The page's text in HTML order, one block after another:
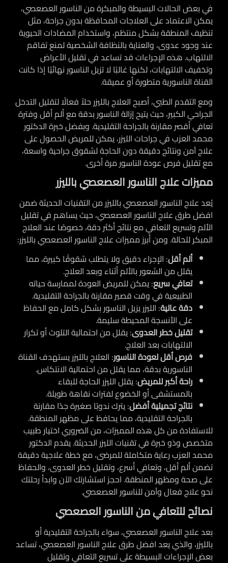
في بعض الحالات البسيطة والمبكرة من الناسور العصعصي،
يمكن الاعتماد على العلاجات المحافظة بدون جراحة، مثل
تنظيف المنطقة بشكل منتظم، واستخدام المضادات الحيوية
عند وجود عدوى، والعناية بالنظافة الشخصية لمنع تفاقم
الالتهاب. هذه الإجراءات قد تساعد في تقليل الأعراض
وتخفيف الالتهابات، لكنها غالبًا لا تزيل الناسور نهائيًا إذا كانت
القناة الناسورية متطورة أو عميقة.
ومع التقدم الطبي، أصبح العلاج بالليزر حلاً فعالًا لتقليل التدخل
الجراحي الكبير، حيث يتيح إزالة الناسور بدقة مع ألم أقل وفترة
تعافي أقصر مقارنة بالجراحة التقليدية. وبفضل خبرة الدكتور
محمد العزب في جراحات الليزر، يمكن للمريض الحصول على
علاج آمن ونتائج دقيقة دون الحاجة لشقوق جراحية واسعة،
مع تقليل فرص عودة الناسور مرة أخرى.
مميزات علاج الناسور العصعصي بالليزر
يُعد علاج الناسور العصعصي بالليزر من التقنيات الحديثة ضمن
افضل طرق علاج الناسور العصعصي، حيث يساهم في تقليل
الألم وتسريع التعافي مع نتائج أكثر دقة، خصوصًا عند العلاج
المبكر للحالة. ومن أبرز مميزات علاج الناسور العصعصي بالليزر:
ألم أقل: الإجراء دقيق ولا يتطلب شقوقًا كبيرة، مما
يقلل من الشعور بالألم أثناء وبعد العلاج.
تعافي سريع: يمكن للمريض العودة لممارسة حياته
الطبيعية في وقت قصير مقارنة بالجراحة التقليدية.
دقة عالية: الليزر يزيل الناسور بشكل كامل مع الحفاظ
على الأنسجة المحيطة سليمة.
تقليل خطر العدوى: يقلل من احتمالية التلوث أو تكرار
الالتهابات بعد العلاج.
فرص أقل لعودة الناسور: العلاج بالليزر يستهدف القناة
الناسورية بدقة، مما يقلل من احتمالية الانتكاس.
راحة أكبر للمريض: يقلل الليزر الحاجة للبقاء
بالمستشفى أو الخضوع لفترات نقاهة طويلة.
نتائج تجميلية أفضل: يترك ندوبًا صغيرة جدًا مقارنة
بالجراحة التقليدية، مما يحافظ على مظهر المنطقة.
للاستفادة من كل هذه المميزات، من الضروري اختيار طبيب
متخصص وذو خبرة في تقنيات الليزر الحديثة. يقدم الدكتور
محمد العزب رعاية متكاملة للمرضى، مع خطة علاجية دقيقة
تضمن ألم أقل، وتعافي أسرع، وتقليل خطر العدوى، والحفاظ
على صحة ومظهر المنطقة. احجز استشارتك الآن وابدأ رحلتك
نحو علاج فعال وآمن للناسور العصعصي.
نصائح للتعافي من الناسور العصعصي
بعد علاج الناسور العصعصي، سواء بالجراحة التقليدية أو
بالليزر، والذي يعد افضل طرق علاج الناسور العصعصي، تساعد
بعض الإجراءات البسيطة على تسريع التعافي وتقليل